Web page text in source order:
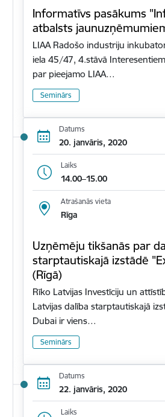
Informatīvs pasākums
atbalsts
LIAA Radošo industriju
iela 45/47, 4.stāvā
par pieejamo LIAA…
Seminārs
Datums
20. janvāris, 2020
Laiks
14.00–15.00
Atrašanās vieta
Rīga
Uzņēmēju tikšanās par
starptautiskajā izstādē
(Rīgā)
Rīko Latvijas Investīciju un
Latvijas dalība starptautiskajā
Dubai ir viens…
Seminārs
Datums
22. janvāris, 2020
Laiks